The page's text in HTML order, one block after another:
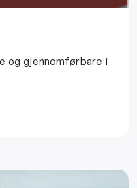
og gjennomførbare i